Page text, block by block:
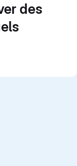
des